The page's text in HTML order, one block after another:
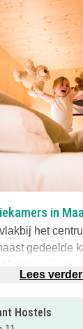
in
het
gedeelde
wereld. Wil jij
een
Lees verder
Hostels